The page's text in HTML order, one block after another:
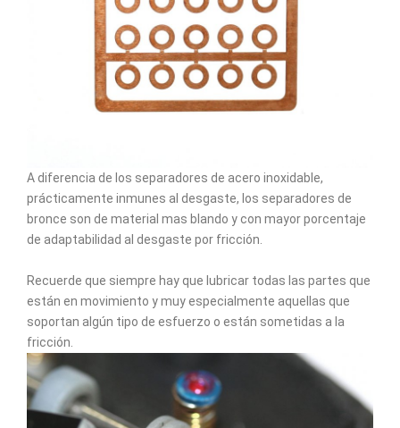
A diferencia de los separadores de acero inoxidable,
prácticamente inmunes al desgaste, los separadores de
bronce son de material mas blando y con mayor porcentaje
de adaptabilidad al desgaste por fricción.
Recuerde que siempre hay que lubricar todas las partes que
están en movimiento y muy especialmente aquellas que
soportan algún tipo de esfuerzo o están sometidas a la
fricción.